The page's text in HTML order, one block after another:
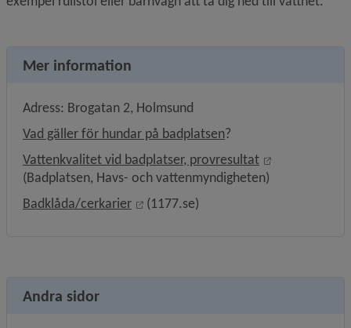
Mer information
Adress: Brogatan 2, Holmsund
Vad gäller för hundar på badplatsen?
Vattenkvalitet vid badplatser, provresultat
Länk till
(Badplatsen, Havs- och vattenmyndigheten)
Badklåda/cerkarier
Länk till annan webbplats, öppnas i
(1177.se)
Andra sidor